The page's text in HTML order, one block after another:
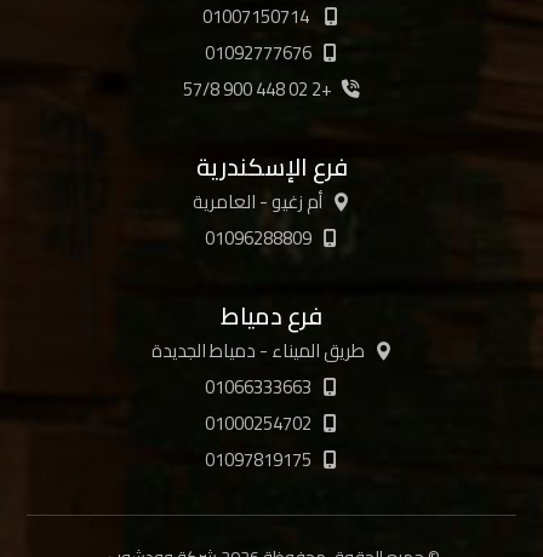
01092777676
+2 02 448 900 57/8
فرع الإسكندرية
أم زغيو - العامرية
01096288809
فرع دمياط
طريق الميناء - دمياط الجديدة
01066333663
01000254702
01097819175